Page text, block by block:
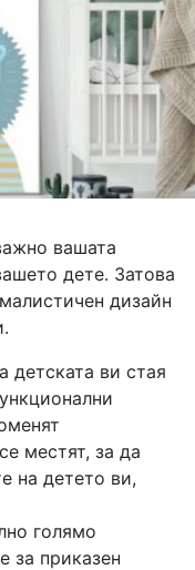
вашата
дете. Затова
дизайн
детската ви стая
местят, за да
на детето ви,
голямо
за приказен